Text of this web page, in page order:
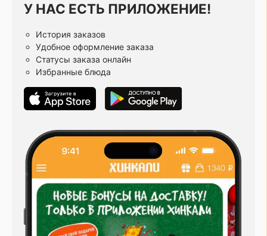
У НАС ЕСТЬ ПРИЛОЖЕНИЕ!
История заказов
Удобное оформление заказа
Статусы заказа онлайн
Избранные блюда